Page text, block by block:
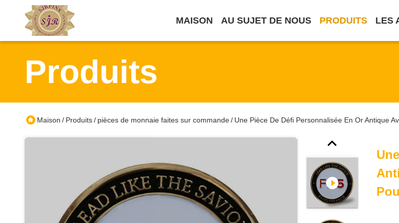
MAISON AU SUJET DE NOUS PRODUITS LES
Produits
Maison / Produits/ pièces de monnaie faites sur commande/ Une Pièce De Défi Personnalisée En Or Antique